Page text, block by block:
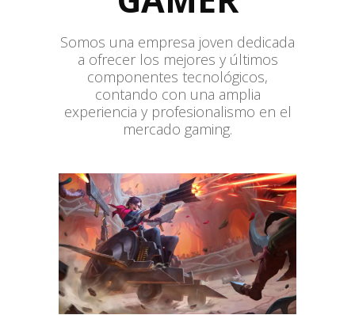
Somos una empresa joven dedicada
a ofrecer los mejores y últimos
componentes tecnológicos,
contando con una amplia
experiencia y profesionalismo en el
mercado gaming.